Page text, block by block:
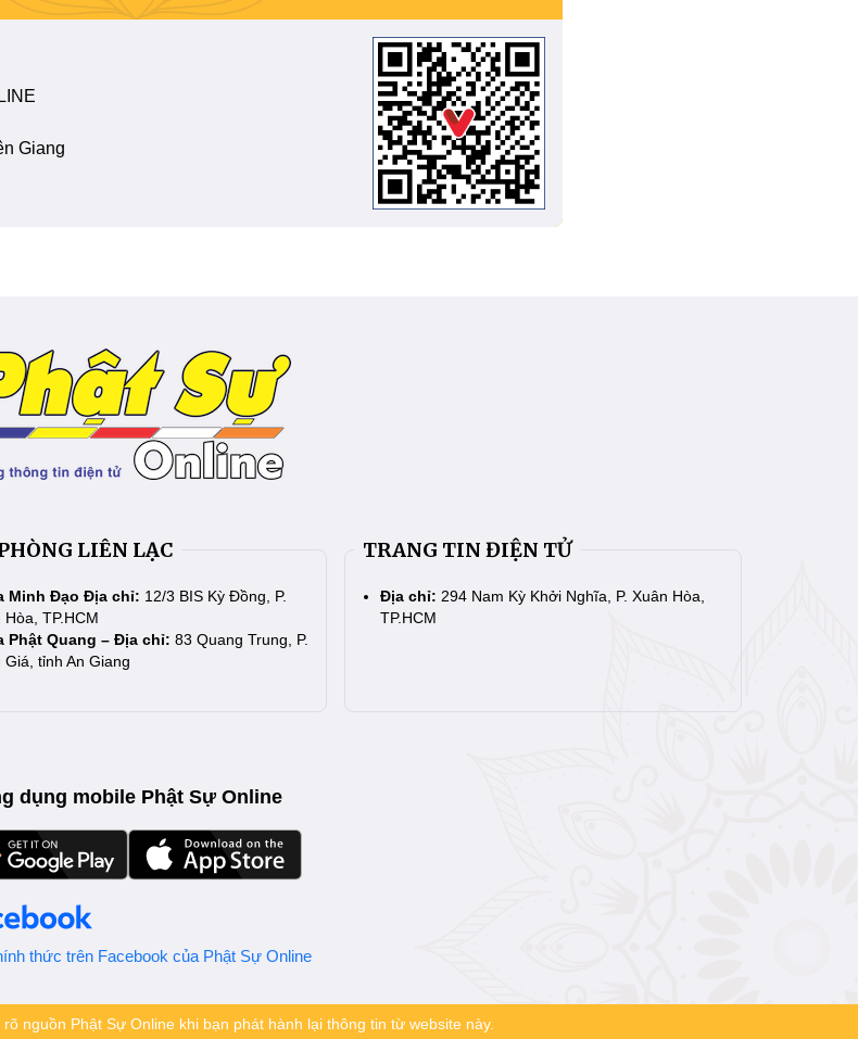
Giang
LIÊN LẠC
Minh Đạo Địa chỉ: 12/3 BIS Kỳ Đồng, P.
Hòa, TP.HCM
Phật Quang – Địa chỉ: 83 Quang Trung, P.
Giá, tỉnh An Giang
TRANG TIN ĐIỆN TỬ
Địa chỉ: 294 Nam Kỳ Khởi Nghĩa, P. Xuân Hòa,
TP.HCM
dụng mobile Phật Sự Online
thức trên Facebook của Phật Sự Online
nguồn Phật Sự Online khi bạn phát hành lại thông tin từ website này.